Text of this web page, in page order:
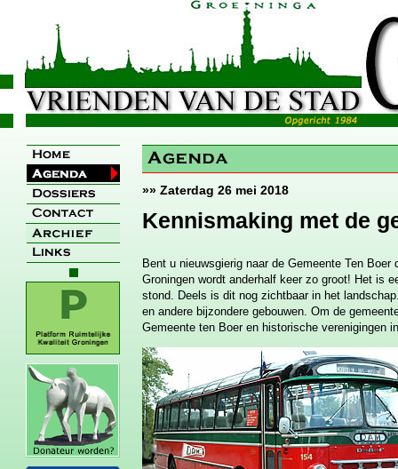
»» Zaterdag 26 mei 2018
Kennismaking met de
Bent u nieuwsgierig naar de Gemeente Ten
Groningen wordt anderhalf keer zo groot! Het is
stond. Deels is dit nog zichtbaar in het
en andere bijzondere gebouwen. Om de
Gemeente ten Boer en historische verenigingen